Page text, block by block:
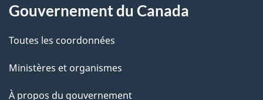
i
l
s
d
propos
de
ce
site
Gouvernement du Canada
Toutes les coordonnées
Ministères et organismes
À propos du gouvernement